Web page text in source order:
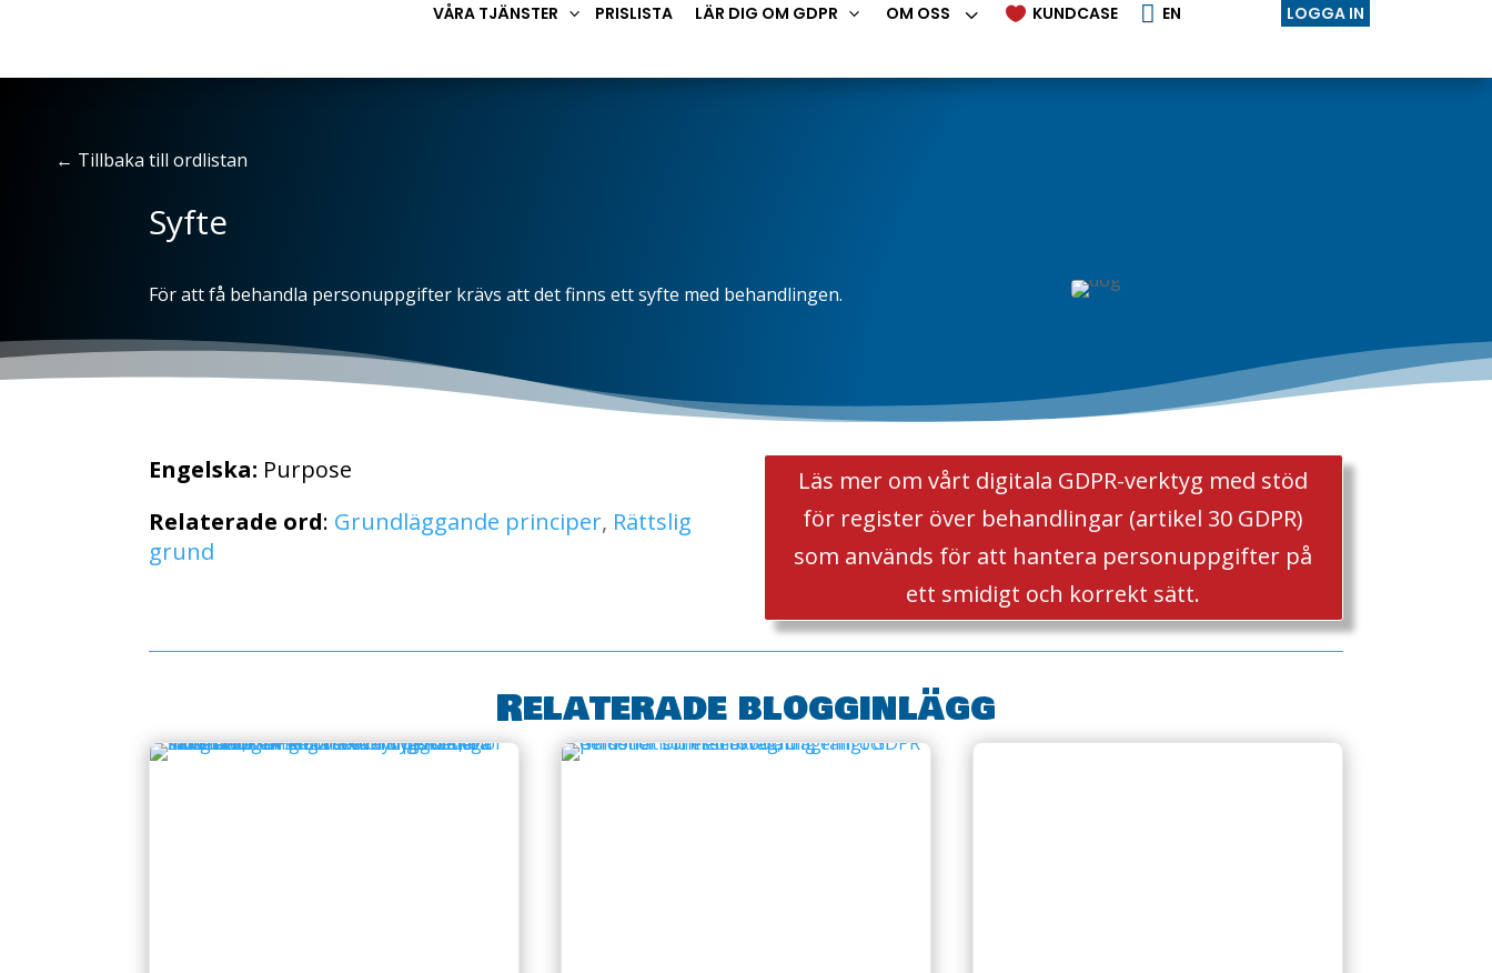
3
VÅRA TJÄNSTER PRISLISTA 3
LÄR DIG OM GDPR 3
OM OSS  KUNDCASE  EN LOGGA IN
← Tillbaka till ordlistan
Syfte
För att få behandla personuppgifter krävs att det finns ett syfte med behandlingen.
Engelska: Purpose
Relaterade ord: Grundläggande principer, Rättslig
grund
Läs mer om vårt digitala GDPR-verktyg med stöd
för register över behandlingar (artikel 30 GDPR)
som används för att hantera personuppgifter på
ett smidigt och korrekt sätt.
Relaterade blogginlägg